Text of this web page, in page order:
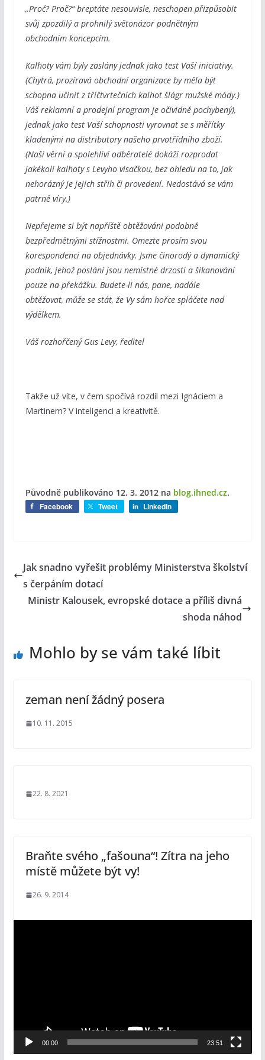
„Proč? Proč?“ breptáte nesouvisle, neschopen přizpůsobit
svůj zpozdilý a prohnilý světonázor podnětným
obchodním koncepcím.
Kalhoty vám byly zaslány jednak jako test Vaší iniciativy.
(Chytrá, prozíravá obchodní organizace by měla být
schopna učinit z tříčtvrtečních kalhot šlágr mužské módy.)
Váš reklamní a prodejní program je očividně pochybený),
jednak jako test Vaší schopnosti vyrovnat se s měřítky
kladenými na distributory našeho prvotřídního zboží.
(Naši věrní a spolehliví odběratelé dokáží rozprodat
jakékoli kalhoty s Levyho visačkou, bez ohledu na to, jak
nehorázný je jejich střih či provedení. Nedostává se vám
patrně víry.)
Nepřejeme si být napříště obtěžováni podobně
bezpředmětnými stížnostmi. Omezte prosím svou
korespondenci na objednávky. Jsme činorodý a dynamický
podnik, jehož poslání jsou nemístné drzosti a šikanování
pouze na překážku. Budete-li nás, pane, nadále
obtěžovat, může se stát, že Vy sám hořce spláčete nad
výdělkem.
Váš rozhořčený Gus Levy, ředitel
Takže už víte, v čem spočívá rozdíl mezi Ignáciem a
Martinem? V inteligenci a kreativitě.
Původně publikováno 12. 3. 2012​​ na blog.ihned.cz.
Facebook Tweet LinkedIn
Jak snadno vyřešit problémy Ministerstva školství
s čerpáním dotací
Ministr Kalousek, evropské dotace a příliš divná
shoda náhod
Mohlo by se vám také líbit
zeman není žádný posera
10. 11. 2015
22. 8. 2021
Braňte svého „fašouna“! Zítra na jeho
místě můžete být vy!
26. 9. 2014
e
00:00 23:51